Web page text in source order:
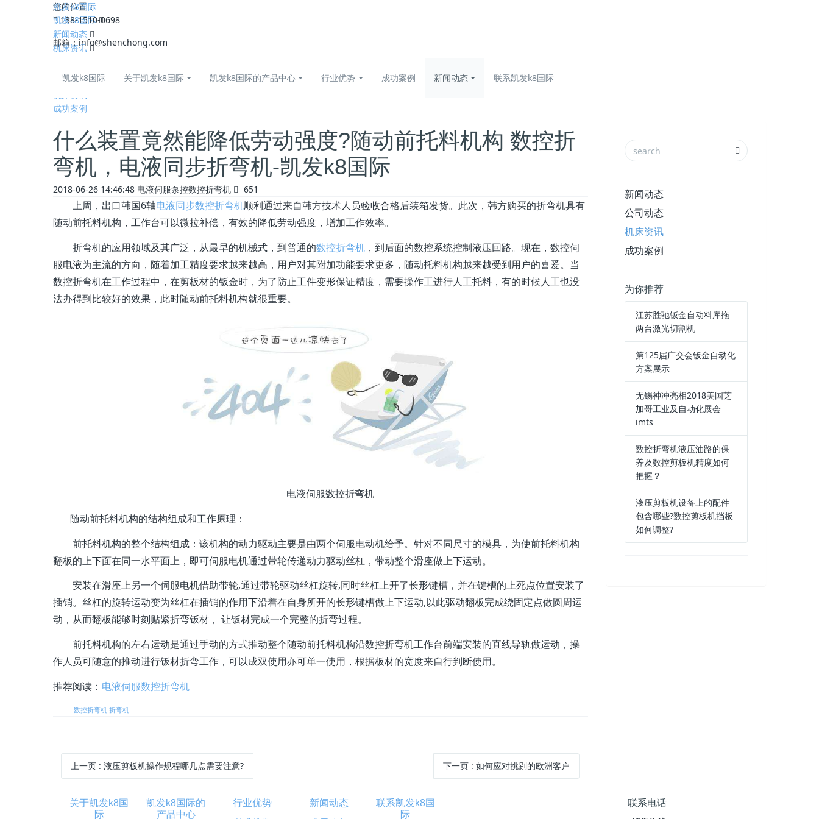
凯发k8国际
138-1510-0698
邮箱：info@shenchong.com
凯发k8国际 关于凯发k8国际 凯发k8国际的产品中心 行业优势 成功案例 新闻动态 联系凯发k8国际
您的位置：
凯发k8国际
新闻动态
机床资讯
公司动态
成功案例
什么装置竟然能降低劳动强度?随动前托料机构 数控折
弯机，电液同步折弯机-凯发k8国际
2018-06-26 14:46:48 电液伺服泵控数控折弯机 651
上周，出口韩国6轴电液同步数控折弯机顺利通过来自韩方技术人员验收合格后装箱发货。此次，韩方购买的折弯机具有
随动前托料机构，工作台可以微拉补偿，有效的降低劳动强度，增加工作效率。
折弯机的应用领域及其广泛，从最早的机械式，到普通的数控折弯机 ，到后面的数控系统控制液压回路。现在，数控伺
服电液为主流的方向，随着加工精度要求越来越高，用户对其附加功能要求更多，随动托料机构越来越受到用户的喜爱。当
数控折弯机在工作过程中，在剪板材的钣金时，为了防止工件变形保证精度，需要操作工进行人工托料，有的时候人工也没
法办得到比较好的效果，此时随动前托料机构就很重要。
电液伺服数控折弯机
随动前托料机构的结构组成和工作原理：
前托料机构的整个结构组成：该机构的动力驱动主要是由两个伺服电动机给予。针对不同尺寸的模具，为使前托料机构
翻板的上下面在同一水平面上，即可伺服电机通过带轮传递动力驱动丝杠，带动整个滑座做上下运动。
安装在滑座上另一个伺服电机借助带轮,通过带轮驱动丝杠旋转,同时丝杠上开了长形键槽，并在键槽的上死点位置安装了
插销。丝杠的旋转运动变为丝杠在插销的作用下沿着在自身所开的长形键槽做上下运动,以此驱动翻板完成绕固定点做圆周运
动，从而翻板能够时刻贴紧折弯钣材， 让钣材完成一个完整的折弯过程。
前托料机构的左右运动是通过手动的方式推动整个随动前托料机构沿数控折弯机工作台前端安装的直线导轨做运动，操
作人员可随意的推动进行钣材折弯工作，可以成双使用亦可单一使用，根据板材的宽度来自行判断使用。
推荐阅读： 电液伺服数控折弯机
数控折弯机 折弯机
上一页 : 液压剪板机操作规程哪几点需要注意? 下一页 : 如何应对挑剔的欧洲客户
新闻动态
公司动态
机床资讯
成功案例
为你推荐
江苏胜驰钣金自动料库拖
两台激光切割机
第125届广交会钣金自动化
方案展示
无锡神冲亮相2018美国芝
加哥工业及自动化展会
imts
数控折弯机液压油路的保
养及数控剪板机精度如何
把握？
液压剪板机设备上的配件
包含哪些?数控剪板机挡板
如何调整?
关于凯发k8国
际
凯发k8国际的
产品中心
行业优势 新闻动态
联系凯发k8国
际
联系电话